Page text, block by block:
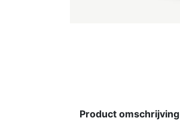
Product omschrijving